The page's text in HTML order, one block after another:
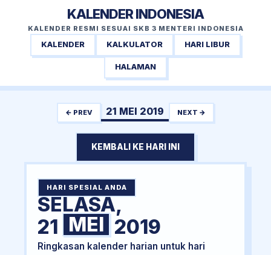
KALENDER INDONESIA
KALENDER RESMI SESUAI SKB 3 MENTERI INDONESIA
KALENDER KALKULATOR HARI LIBUR
HALAMAN
← PREV 21 MEI 2019 NEXT →
KEMBALI KE HARI INI
HARI SPESIAL ANDA
SELASA,
21 MEI 2019
Ringkasan kalender harian untuk hari